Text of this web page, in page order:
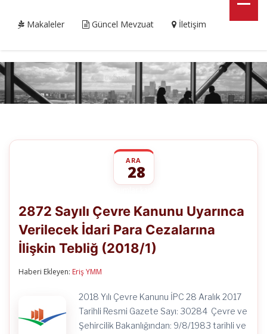
Makaleler Güncel Mevzuat İletişim
ARA
28
Çevre
Kanunu
Uyarınca
İdari
(2018/1)
için
2872 Sayılı Çevre Kanunu Uyarınca
Verilecek İdari Para Cezalarına
İlişkin Tebliğ (2018/1)
Haberi Ekleyen: Eriş YMM
2018 Yılı Çevre Kanunu İPC 28 Aralık 2017
Tarihli Resmi Gazete Sayı: 30284 Çevre ve
Şehircilik Bakanlığından: 9/8/1983 tarihli ve